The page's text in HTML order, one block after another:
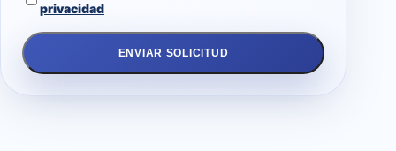
privacidad
ENVIAR SOLICITUD